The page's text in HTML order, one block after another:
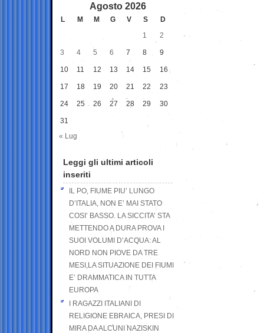
Agosto 2026
L M M G V S
D
1
2
3 4 5 6 7 8 9
10 11 12 13 14 15 16
17 18 19 20 21 22 23
24 25 26 27 28 29 30
31
« Lug
Leggi gli ultimi articoli
inseriti
IL PO, FIUME PIU’ LUNGO
D’ITALIA, NON E’ MAI STATO
COSI’ BASSO. LA SICCITA’ STA
METTENDO A DURA PROVA I
SUOI VOLUMI D’ACQUA: AL
NORD NON PIOVE DA TRE
MESI,LA SITUAZIONE DEI FIUMI
E’ DRAMMATICA IN TUTTA
EUROPA
I RAGAZZI ITALIANI DI
RELIGIONE EBRAICA, PRESI DI
MIRA DA ALCUNI NAZISKIN